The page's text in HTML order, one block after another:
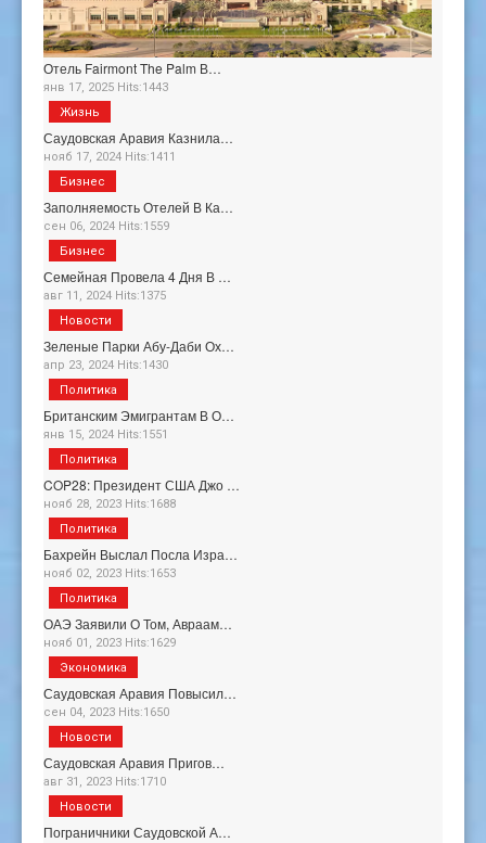
Отель Fairmont The Palm В…
янв 17, 2025 Hits:1443
Саудовская Аравия Казнила…
нояб 17, 2024 Hits:1411
Жизнь
Заполняемость Отелей В Ка…
сен 06, 2024 Hits:1559
Бизнес
Семейная Провела 4 Дня В …
авг 11, 2024 Hits:1375
Бизнес
Зеленые Парки Абу-Даби Ох…
апр 23, 2024 Hits:1430
Новости
Британским Эмигрантам В О…
янв 15, 2024 Hits:1551
Политика
COP28: Президент США Джо …
нояб 28, 2023 Hits:1688
Политика
Бахрейн Выслал Посла Изра…
нояб 02, 2023 Hits:1653
Политика
ОАЭ Заявили О Том, Авраам…
нояб 01, 2023 Hits:1629
Политика
Саудовская Аравия Повысил…
сен 04, 2023 Hits:1650
Экономика
Саудовская Аравия Пригов…
авг 31, 2023 Hits:1710
Новости
Пограничники Саудовской А…
Новости